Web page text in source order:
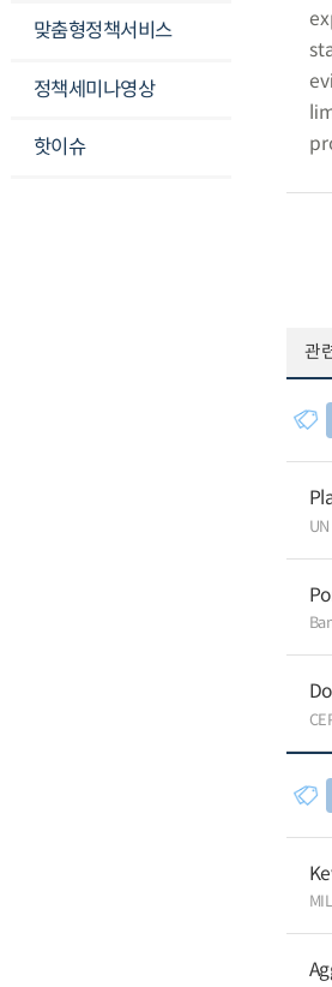
맞춤형정책서비스
정책세미나영상
핫이슈
관
UN